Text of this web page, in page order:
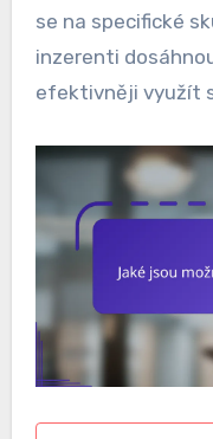
se na specifické
inzerenti
efektivněji využít